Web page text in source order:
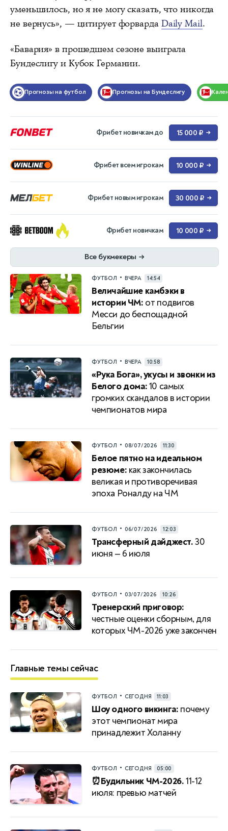
уменьшилось, но я не могу сказать, что никогда
не вернусь», — цитирует форварда Daily Mail.
«Бавария» в прошедшем сезоне выиграла
Бундеслигу и Кубок Германии.
Прогнозы на футбол Прогнозы на Бундеслигу
Фрибет новичкам до 15 000 ₽ →
Фрибет всем игрокам 10 000 ₽ →
Фрибет новым игрокам 30 000 ₽ →
Фрибет новичкам 10 000 ₽ →
Все букмекеры →
ФУТБОЛ • ВЧЕРА 14:54
Величайшие камбэки в
истории ЧМ: от подвигов
Месси до беспощадной
Бельгии
ФУТБОЛ • ВЧЕРА 10:58
«Рука Бога», укусы и звонки из
Белого дома:10 самых
громких скандалов в истории
чемпионатов мира
ФУТБОЛ • 08/07/2026 11:30
Белое пятно на идеальном
резюме: как закончилась
великая и противоречивая
эпоха Роналду на ЧМ
ФУТБОЛ • 06/07/2026 12:03
Трансферный дайджест.30
июня — 6 июля
ФУТБОЛ • 03/07/2026 10:26
Тренерский приговор:
честные оценки сборным, для
которых ЧМ-2026 уже закончен
Главные темы сейчас
ФУТБОЛ • СЕГОДНЯ 11:03
Шоу одного викинга: почему
этот чемпионат мира
принадлежит Холанну
ФУТБОЛ • СЕГОДНЯ 05:00
⏰Будильник ЧМ-2026.11-12
июля: превью матчей